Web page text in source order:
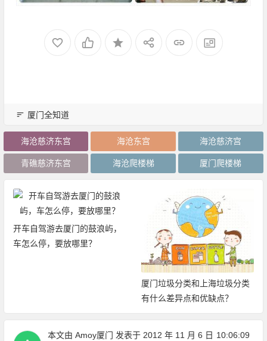
厦门全知道
海沧慈济东宫 海沧东宫 海沧慈济宫
青礁慈济东宫 海沧爬楼梯 厦门爬楼梯
开车自驾游去厦门的鼓浪屿，
车怎么停，要放哪里？
厦门垃圾分类和上海垃圾分类
有什么差异点和优缺点？
本文由 Amoy厦门 发表于 2012 年 11 月 6 日 10:06:09